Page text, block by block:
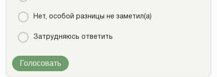
Нет, особой разницы не заметил(а)
Затрудняюсь ответить
Голосовать